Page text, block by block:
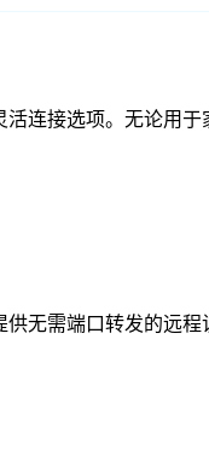
活连接选项。无论用
无需端口转发的远程